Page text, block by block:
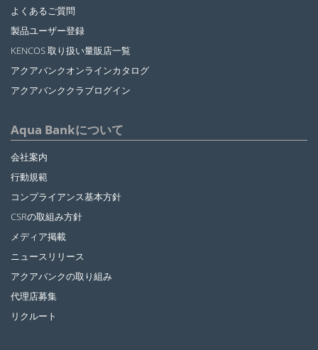
よくあるご質問
製品ユーザー登録
KENCOS 取り扱い量販店一覧
アクアバンクオンラインカタログ
アクアバンククラブログイン
Aqua Bankについて
会社案内
行動規範
コンプライアンス基本方針
CSRの取組み方針
メディア掲載
ニュースリリース
アクアバンクの取り組み
代理店募集
リクルート